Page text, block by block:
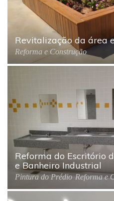
Revitalização da área
Reforma e Construção
Reforma do Escritório
e Banheiro Industrial
Pintura do Prédio Reforma e